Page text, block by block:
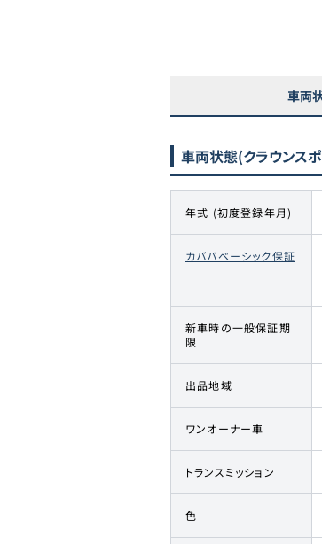
車両
車両状態(クラウンス
年式 (初度登録年月)
カババベーシック保証
新車時の一般保証期
限
出品地域
ワンオーナー車
トランスミッション
色